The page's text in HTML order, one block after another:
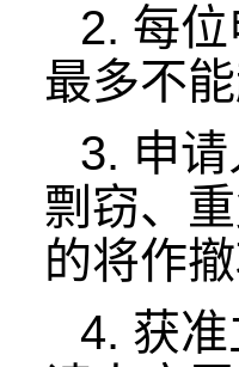
2. 每
最多不
3. 申
剽窃、
的将作
4. 获